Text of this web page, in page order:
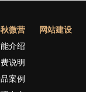
微营
介绍
说明
案例
网站建设